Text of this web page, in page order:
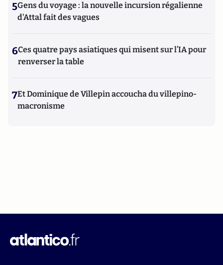
5Gens du voyage : la nouvelle incursion régalienne
d'Attal fait des vagues
6Ces quatre pays asiatiques qui misent sur l’IA pour
renverser la table
7Et Dominique de Villepin accoucha du villepino-
macronisme